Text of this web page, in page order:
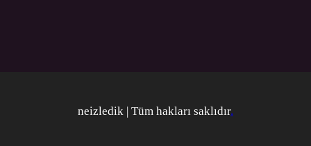
neizledik | Tüm hakları saklıdır.